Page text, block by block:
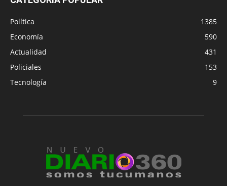
Política
1385
Economía
590
Actualidad
431
Policiales
153
Tecnología
9